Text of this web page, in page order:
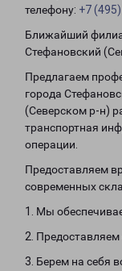
телефону: +7
Ближайший
Стефановский
Предлагаем
города
(Северском р-н)
транспортная
операции.
Предоставляем
современных
1. Мы
2. Предоставляем
3. Берем на себя